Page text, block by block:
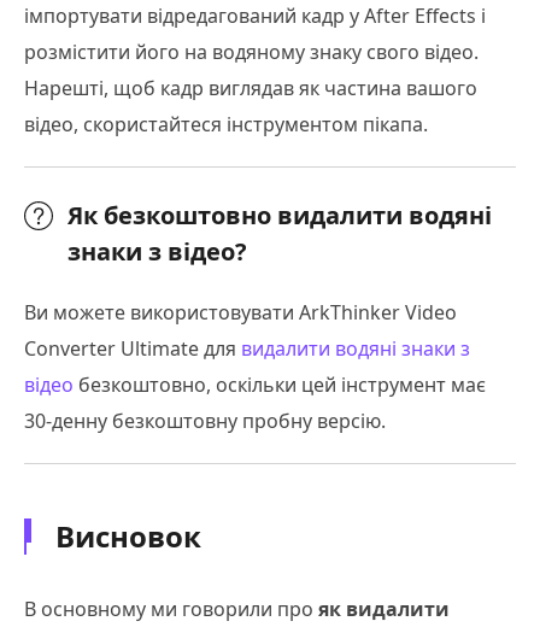
імпортувати відредагований кадр у After Effects і
розмістити його на водяному знаку свого відео.
Нарешті, щоб кадр виглядав як частина вашого
відео, скористайтеся інструментом пікапа.
Як безкоштовно видалити водяні
знаки з відео?
Ви можете використовувати ArkThinker Video
Converter Ultimate для видалити водяні знаки з
відео безкоштовно, оскільки цей інструмент має
30-денну безкоштовну пробну версію.
Висновок
В основному ми говорили про як видалити